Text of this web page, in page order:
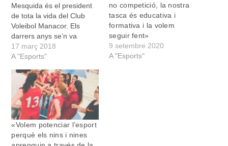
Mesquida és el president
de tota la vida del Club
Voleibol Manacor. Els
darrers anys se’n va
distanciar per presidir la
Federació Balear, però ara
natural. Parlam amb ell de
la història del club, dels
equips que el configuren i
de les expectatives…
17 març 2018
A "Esports"
no competició, la nostra
tasca és educativa i
formativa i la volem
seguir fent»
9 setembre 2020
A "Esports"
«Volem potenciar l’esport
perquè els nins i nines